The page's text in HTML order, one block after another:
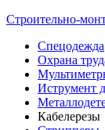
Строительно-
Спецодежда
Охрана
Иструмент
Кабелерезы